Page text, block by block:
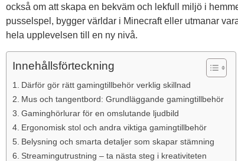
också om att skapa en bekväm och lekfull miljö i
pusselspel, bygger världar i Minecraft eller utmanar
hela upplevelsen till en ny nivå.
Innehållsförteckning
Därför gör rätt gamingtillbehör verklig skillnad
Mus och tangentbord: Grundläggande gamingtillbehör
Gaminghörlurar för en omslutande ljudbild
Ergonomisk stol och andra viktiga gamingtillbehör
Belysning och smarta detaljer som skapar stämning
Streamingutrustning – ta nästa steg i kreativiteten